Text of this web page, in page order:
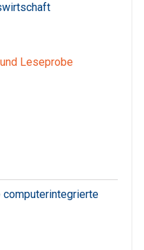
Leseprobe
computerintegrierte